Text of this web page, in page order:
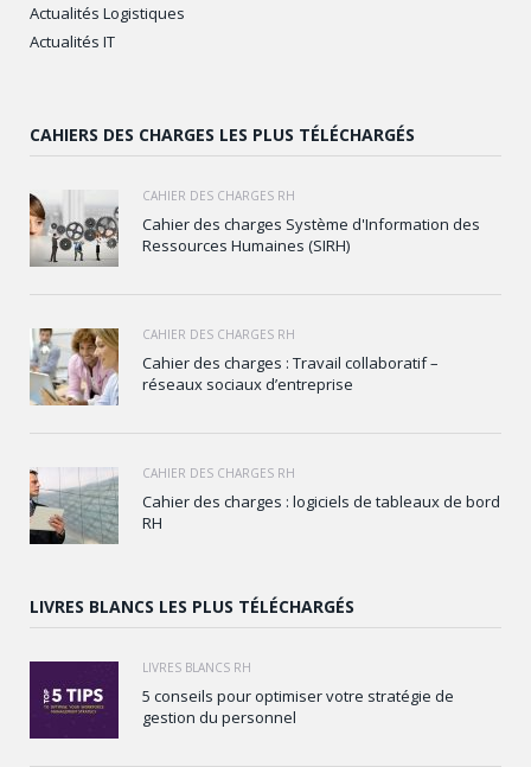
Actualités Logistiques
Actualités IT
CAHIERS DES CHARGES LES PLUS TÉLÉCHARGÉS
CAHIER DES CHARGES RH
Cahier des charges Système d'Information des
Ressources Humaines (SIRH)
CAHIER DES CHARGES RH
Cahier des charges : Travail collaboratif –
réseaux sociaux d’entreprise
CAHIER DES CHARGES RH
Cahier des charges : logiciels de tableaux de bord
RH
LIVRES BLANCS LES PLUS TÉLÉCHARGÉS
LIVRES BLANCS RH
5 conseils pour optimiser votre stratégie de
gestion du personnel